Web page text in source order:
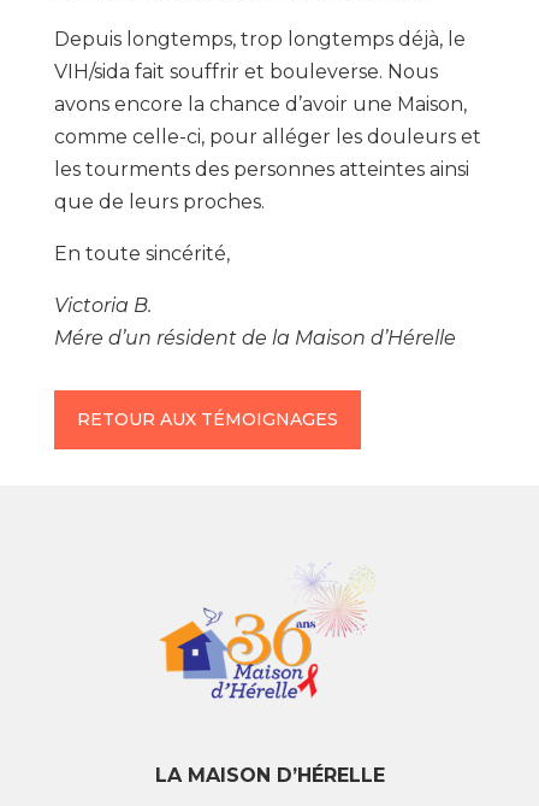
Depuis longtemps, trop longtemps déjà, le
VIH/sida fait souffrir et bouleverse. Nous
avons encore la chance d’avoir une Maison,
comme celle-ci, pour alléger les douleurs et
les tourments des personnes atteintes ainsi
que de leurs proches.
En toute sincérité,
Victoria B.
Mére d’un résident de la Maison d’Hérelle
RETOUR AUX TÉMOIGNAGES
LA MAISON D’HÉRELLE